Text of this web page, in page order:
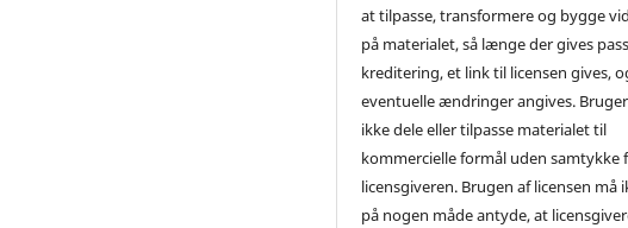
at tilpasse, transformere og bygge
på materialet, så længe der gives
kreditering, et link til licensen gives,
eventuelle ændringer angives.
ikke dele eller tilpasse materialet til
kommercielle formål uden samtykke
licensgiveren. Brugen af licensen må
på nogen måde antyde, at